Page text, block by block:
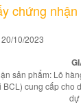
chứng
10/2023
sản phẩm: Lô
BCL) cung cấp cho
dự